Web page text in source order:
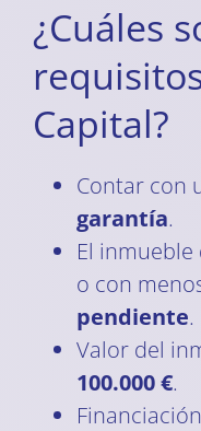
¿Cuáles
Capital?
Contar con
garantía.
El
o con
pendiente.
Valor del
100.000 €.